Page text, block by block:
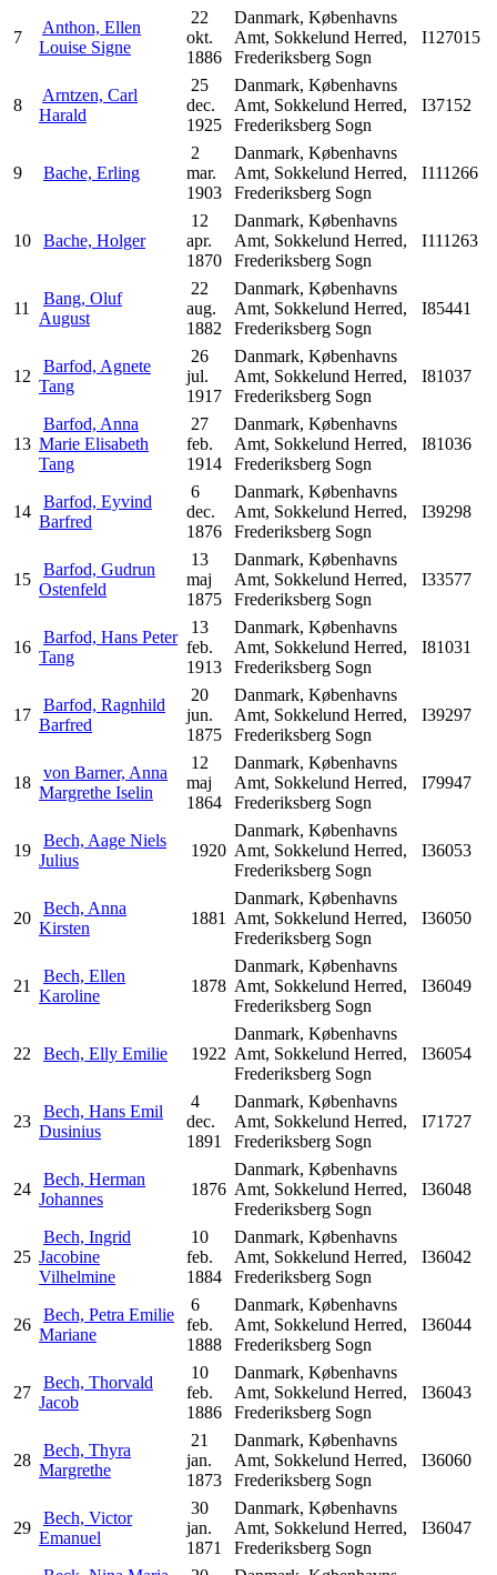
7
Anthon, Ellen
Louise Signe
22
okt.
1886
Danmark, Københavns
Amt, Sokkelund Herred,
Frederiksberg Sogn
I127015
8
Arntzen, Carl
Harald
25
dec.
1925
Danmark, Københavns
Amt, Sokkelund Herred,
Frederiksberg Sogn
I37152
9 Bache, Erling
2
mar.
1903
Danmark, Københavns
Amt, Sokkelund Herred,
Frederiksberg Sogn
I111266
10 Bache, Holger
12
apr.
1870
Danmark, Københavns
Amt, Sokkelund Herred,
Frederiksberg Sogn
I111263
11
Bang, Oluf
August
22
aug.
1882
Danmark, Københavns
Amt, Sokkelund Herred,
Frederiksberg Sogn
I85441
12
Barfod, Agnete
Tang
26
jul.
1917
Danmark, Københavns
Amt, Sokkelund Herred,
Frederiksberg Sogn
I81037
13
Barfod, Anna
Marie Elisabeth
Tang
27
feb.
1914
Danmark, Københavns
Amt, Sokkelund Herred,
Frederiksberg Sogn
I81036
14
Barfod, Eyvind
Barfred
6
dec.
1876
Danmark, Københavns
Amt, Sokkelund Herred,
Frederiksberg Sogn
I39298
15
Barfod, Gudrun
Ostenfeld
13
maj
1875
Danmark, Københavns
Amt, Sokkelund Herred,
Frederiksberg Sogn
I33577
16
Barfod, Hans Peter
Tang
13
feb.
1913
Danmark, Københavns
Amt, Sokkelund Herred,
Frederiksberg Sogn
I81031
17
Barfod, Ragnhild
Barfred
20
jun.
1875
Danmark, Københavns
Amt, Sokkelund Herred,
Frederiksberg Sogn
I39297
18
von Barner, Anna
Margrethe Iselin
12
maj
1864
Danmark, Københavns
Amt, Sokkelund Herred,
Frederiksberg Sogn
I79947
19
Bech, Aage Niels
Julius
1920
Danmark, Københavns
Amt, Sokkelund Herred,
Frederiksberg Sogn
I36053
20
Bech, Anna
Kirsten
1881
Danmark, Københavns
Amt, Sokkelund Herred,
Frederiksberg Sogn
I36050
21
Bech, Ellen
Karoline
1878
Danmark, Københavns
Amt, Sokkelund Herred,
Frederiksberg Sogn
I36049
22 Bech, Elly Emilie 1922
Danmark, Københavns
Amt, Sokkelund Herred,
Frederiksberg Sogn
I36054
23
Bech, Hans Emil
Dusinius
4
dec.
1891
Danmark, Københavns
Amt, Sokkelund Herred,
Frederiksberg Sogn
I71727
24
Bech, Herman
Johannes
1876
Danmark, Københavns
Amt, Sokkelund Herred,
Frederiksberg Sogn
I36048
25
Bech, Ingrid
Jacobine
Vilhelmine
10
feb.
1884
Danmark, Københavns
Amt, Sokkelund Herred,
Frederiksberg Sogn
I36042
26
Bech, Petra Emilie
Mariane
6
feb.
1888
Danmark, Københavns
Amt, Sokkelund Herred,
Frederiksberg Sogn
I36044
27
Bech, Thorvald
Jacob
10
feb.
1886
Danmark, Københavns
Amt, Sokkelund Herred,
Frederiksberg Sogn
I36043
28
Bech, Thyra
Margrethe
21
jan.
1873
Danmark, Københavns
Amt, Sokkelund Herred,
Frederiksberg Sogn
I36060
29
Bech, Victor
Emanuel
30
jan.
1871
Danmark, Københavns
Amt, Sokkelund Herred,
Frederiksberg Sogn
I36047